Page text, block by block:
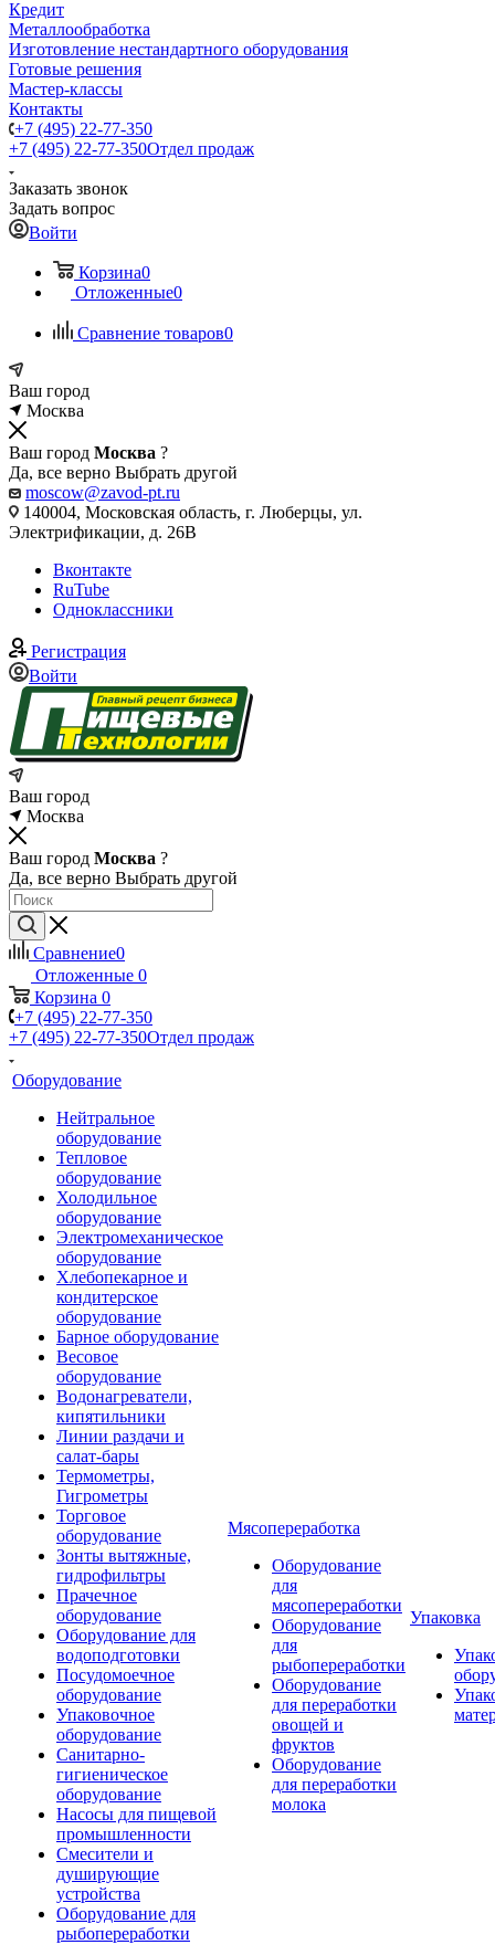
Кредит
Металлообработка
Изготовление нестандартного оборудования
Готовые решения
Мастер-классы
Контакты
+7 (495) 22-77-350
+7 (495) 22-77-350Отдел продаж
Заказать звонок
Задать вопрос
Войти
Корзина0
Отложенные0
Сравнение товаров0
Ваш город
Москва
Ваш город Москва ?
Да, все верно Выбрать другой
moscow@zavod-pt.ru
140004, Московская область, г. Люберцы, ул.
Электрификации, д. 26В
Вконтакте
RuTube
Одноклассники
Регистрация
Войти
Ваш город
Москва
Ваш город Москва ?
Да, все верно Выбрать другой
Сравнение0
Отложенные 0
Корзина 0
+7 (495) 22-77-350
+7 (495) 22-77-350Отдел продаж
Оборудование
Нейтральное
оборудование
Тепловое
оборудование
Холодильное
оборудование
Электромеханическое
оборудование
Хлебопекарное и
кондитерское
оборудование
Барное оборудование
Весовое
оборудование
Водонагреватели,
кипятильники
Линии раздачи и
салат-бары
Термометры,
Гигрометры
Торговое
оборудование
Зонты вытяжные,
гидрофильтры
Прачечное
оборудование
Оборудование для
водоподготовки
Посудомоечное
оборудование
Упаковочное
оборудование
Санитарно-
гигиеническое
оборудование
Насосы для пищевой
промышленности
Смесители и
душирующие
устройства
Оборудование для
рыбопереработки
Мясопереработка
Оборудование
для
мясопереработки
Оборудование
для
рыбопереработки
Оборудование
для переработки
овощей и
фруктов
Оборудование
для переработки
молока
Упаковка